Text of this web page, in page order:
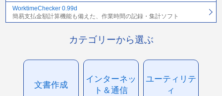
WorktimeChecker 0.99d
簡易支払金額計算機能も備えた、作業時間の記録・集計ソフト
カテゴリーから選ぶ
文書作成
インターネッ
ト＆通信
ユーティリテ
ィ